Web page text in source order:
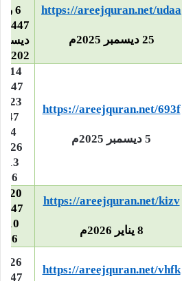
https://areejquran.net/udaa
25 ديسمبر 2025م
6
202م
https://areejquran.net/693f
5 ديسمبر 2025م
2026م
https://areejquran.net/kizv
8 يناير 2026م
1447هـ
https://areejquran.net/vhfk
1447ه